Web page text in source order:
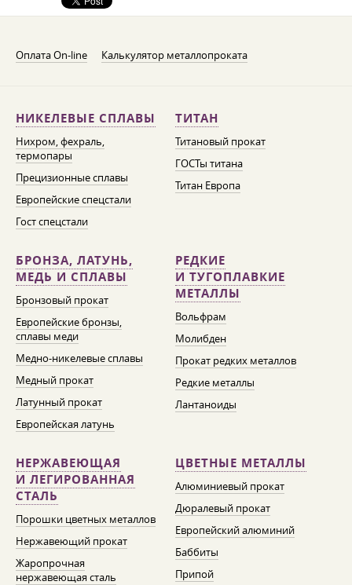
Оплата On-line Калькулятор металлопроката
НИКЕЛЕВЫЕ СПЛАВЫ
Нихром, фехраль,
термопары
Прецизионные сплавы
Европейские спецстали
Гост спецстали
ТИТАН
Титановый прокат
ГОСТы титана
Титан Европа
БРОНЗА, ЛАТУНЬ,
МЕДЬ И СПЛАВЫ
Бронзовый прокат
Европейские бронзы,
сплавы меди
Медно-никелевые сплавы
Медный прокат
Латунный прокат
Европейская латунь
РЕДКИЕ
И ТУГОПЛАВКИЕ
МЕТАЛЛЫ
Вольфрам
Молибден
Прокат редких металлов
Редкие металлы
Лантаноиды
НЕРЖАВЕЮЩАЯ
И ЛЕГИРОВАННАЯ
СТАЛЬ
Порошки цветных металлов
Нержавеющий прокат
Жаропрочная
нержавеющая сталь
ЦВЕТНЫЕ МЕТАЛЛЫ
Алюминиевый прокат
Дюралевый прокат
Европейский алюминий
Баббиты
Припой